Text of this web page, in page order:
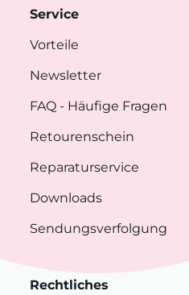
Service
Vorteile
Newsletter
FAQ - Häufige Fragen
Retourenschein
Reparaturservice
Downloads
Sendungsverfolgung
Rechtliches